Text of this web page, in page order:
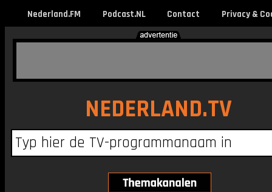
Nederland.FM Podcast.NL Contact Privacy &
NEDERLAND.TV